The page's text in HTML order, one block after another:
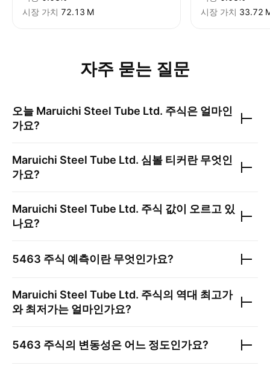
시장 가치 ‪72.13 M‬
시장 가치 ‪33.72
자주 묻는 질문
오늘 Maruichi Steel Tube Ltd. 주식은 얼마인
가요?
Maruichi Steel Tube Ltd. 심볼 티커란 무엇인
가요?
Maruichi Steel Tube Ltd. 주식 값이 오르고 있
나요?
5463 주식 예측이란 무엇인가요?
Maruichi Steel Tube Ltd. 주식의 역대 최고가
와 최저가는 얼마인가요?
5463 주식의 변동성은 어느 정도인가요?